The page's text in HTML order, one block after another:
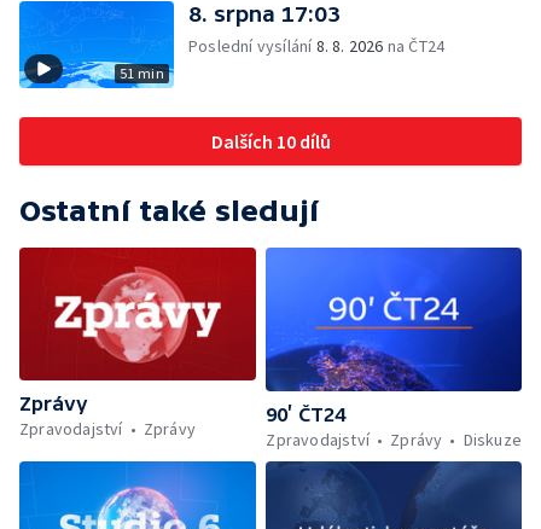
51 min
8. srpna 17:03
Poslední vysílání8. 8. 2026 na ČT24
Dalších 10 dílů
Ostatní také sledují
Zprávy
Zpravodajství
Zprávy
90’ ČT24
Zpravodajství
Zprávy Diskuze